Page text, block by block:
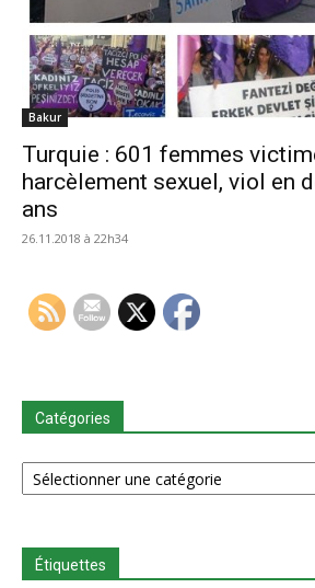
Bakur
Turquie : 601 femmes
harcèlement sexuel, viol en
ans
26.11.2018 à 22h34
Catégories
Catégories
Étiquettes